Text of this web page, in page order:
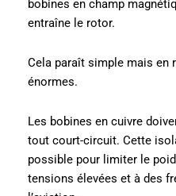
bobines en champ
entraîne le rotor.
Cela paraît simple mais en
énormes.
Les bobines en cuivre
tout court-circuit. Cette
possible pour limiter le
tensions élevées et à des